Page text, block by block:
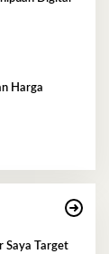
Harga
Saya Target